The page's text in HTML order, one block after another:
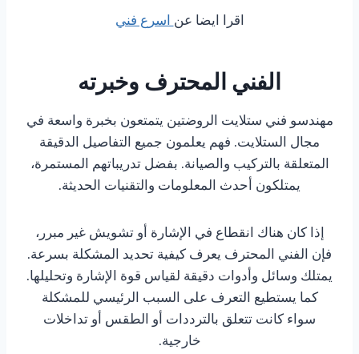
اقرا ايضا عناسرع فني
الفني المحترف وخبرته
مهندسو فني ستلايت الروضتين يتمتعون بخبرة واسعة في
مجال الستلايت. فهم يعلمون جميع التفاصيل الدقيقة
المتعلقة بالتركيب والصيانة. بفضل تدريباتهم المستمرة،
يمتلكون أحدث المعلومات والتقنيات الحديثة.
إذا كان هناك انقطاع في الإشارة أو تشويش غير مبرر،
فإن الفني المحترف يعرف كيفية تحديد المشكلة بسرعة.
يمتلك وسائل وأدوات دقيقة لقياس قوة الإشارة وتحليلها.
كما يستطيع التعرف على السبب الرئيسي للمشكلة
سواء كانت تتعلق بالترددات أو الطقس أو تداخلات
خارجية.